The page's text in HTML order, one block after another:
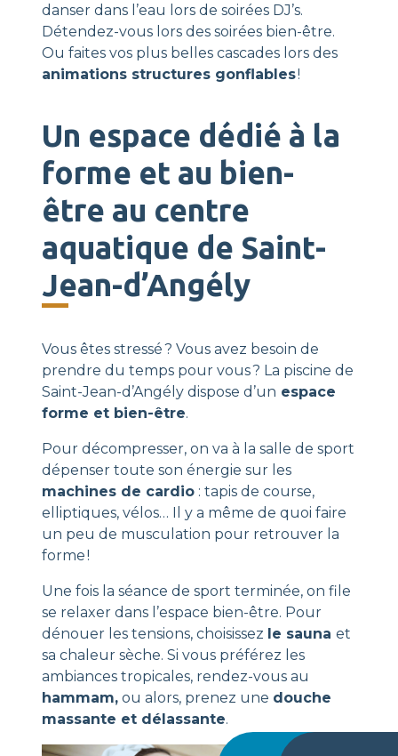
danser dans l’eau lors de soirées DJ’s.
Détendez-vous lors des soirées bien-être.
Ou faites vos plus belles cascades lors des
animations structures gonflables!
Un espace dédié à la
forme et au bien-
être au centre
aquatique de Saint-
Jean-d’Angély
Vous êtes stressé ? Vous avez besoin de
prendre du temps pour vous ? La piscine de
Saint-Jean-d’Angély dispose d’un espace
forme et bien-être.
Pour décompresser, on va à la salle de sport
dépenser toute son énergie sur les
machines de cardio : tapis de course,
elliptiques, vélos… Il y a même de quoi faire
un peu de musculation pour retrouver la
forme !
Une fois la séance de sport terminée, on file
se relaxer dans l’espace bien-être. Pour
dénouer les tensions, choisissez le saunaet
sa chaleur sèche. Si vous préférez les
ambiances tropicales, rendez-vous au
hammam, ou alors, prenez une douche
massante et délassante.